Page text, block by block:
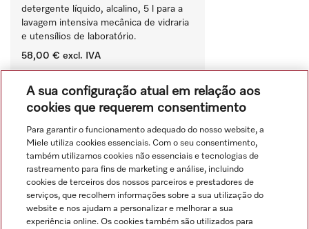
detergente líquido, alcalino, 5 l para a
lavagem intensiva mecânica de vidraria
e utensílios de laboratório.
58,00 € excl. IVA
‏‏‎ ‎
Comparar
Ver tudo
A sua configuração atual em relação aos
cookies que requerem consentimento
Para garantir o funcionamento adequado do nosso website, a
Miele utiliza cookies essenciais. Com o seu consentimento,
também utilizamos cookies não essenciais e tecnologias de
rastreamento para fins de marketing e análise, incluindo
cookies de terceiros dos nossos parceiros e prestadores de
serviços, que recolhem informações sobre a sua utilização do
website e nos ajudam a personalizar e melhorar a sua
experiência online. Os cookies também são utilizados para